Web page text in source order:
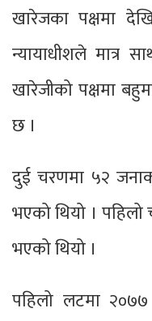
खारेजका पक्षमा
न्यायाधीशले मात्र
खारेजीको पक्षमा
छ ।
दुई चरणमा ५२
भएको थियो । पहिलो
भएको थियो ।
पहिलो लटमा